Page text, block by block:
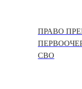
ПРАВО
СВО